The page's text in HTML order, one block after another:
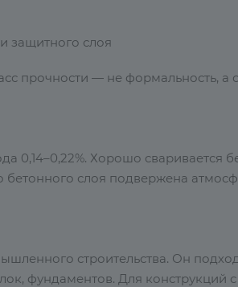
защитного слоя
прочности — не формальность, а
0,14–0,22%. Хорошо сваривается
бетонного слоя подвержена
строительства. Он
фундаментов. Для конструкций с